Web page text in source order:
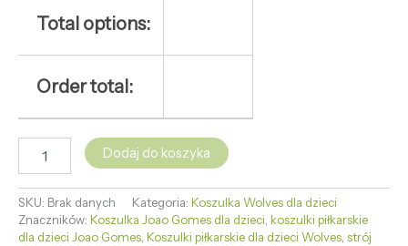
Total options:
Order total:
Dodaj do koszyka
SKU: Brak danych Kategoria: Koszulka Wolves dla dzieci
Znaczników: Koszulka Joao Gomes dla dzieci, koszulki piłkarskie
dla dzieci Joao Gomes, Koszulki piłkarskie dla dzieci Wolves, strój